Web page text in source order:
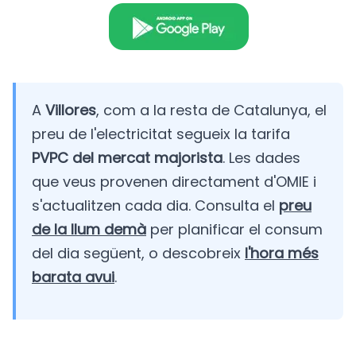
A Villores, com a la resta de Catalunya, el
preu de l'electricitat segueix la tarifa
PVPC del mercat majorista. Les dades
que veus provenen directament d'OMIE i
s'actualitzen cada dia. Consulta el preu
de la llum demà per planificar el consum
del dia següent, o descobreix l'hora més
barata avui.